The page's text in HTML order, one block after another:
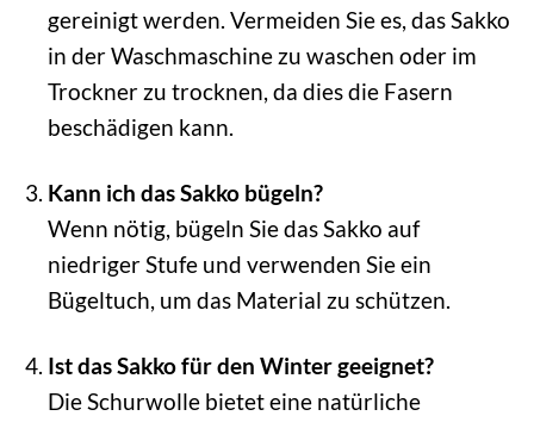
gereinigt werden. Vermeiden Sie es, das Sakko
in der Waschmaschine zu waschen oder im
Trockner zu trocknen, da dies die Fasern
beschädigen kann.
Kann ich das Sakko bügeln?
Wenn nötig, bügeln Sie das Sakko auf
niedriger Stufe und verwenden Sie ein
Bügeltuch, um das Material zu schützen.
Ist das Sakko für den Winter geeignet?
Die Schurwolle bietet eine natürliche